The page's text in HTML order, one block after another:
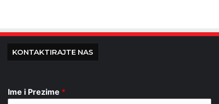
KONTAKTIRAJTE NAS
Ime i Prezime *